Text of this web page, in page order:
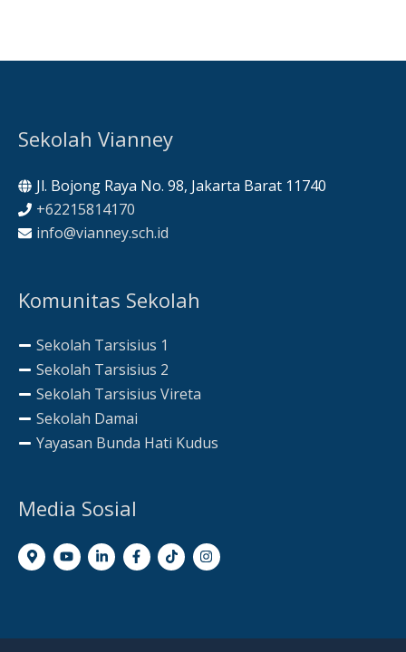
Sekolah Vianney
Jl. Bojong Raya No. 98, Jakarta Barat 11740
+62215814170
info@vianney.sch.id
Komunitas Sekolah
Sekolah Tarsisius 1
Sekolah Tarsisius 2
Sekolah Tarsisius Vireta
Sekolah Damai
Yayasan Bunda Hati Kudus
Media Sosial